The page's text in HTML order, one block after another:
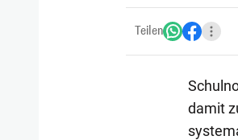
Teilen
damit